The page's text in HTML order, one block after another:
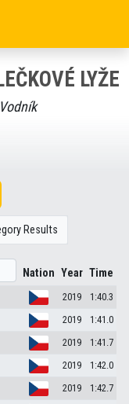
LYŽE
Results
Nation Year Time
2019
1:40.3
2019
1:41.0
2019
1:41.7
2019
1:42.0
2019
1:42.7